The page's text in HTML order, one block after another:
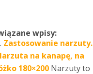
wpisy:
Zastosowanie narzuty.
na kanapę, na
180×200 Narzuty to